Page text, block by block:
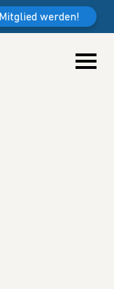
Mitglied werden!